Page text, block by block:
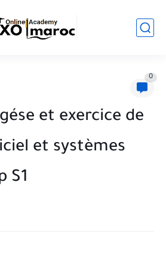
0
et exercice de
et systèmes
S1